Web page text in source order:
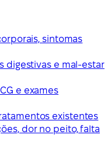
sintomas
digestivas e mal-estar
e exames
existentes
dor no peito, falta